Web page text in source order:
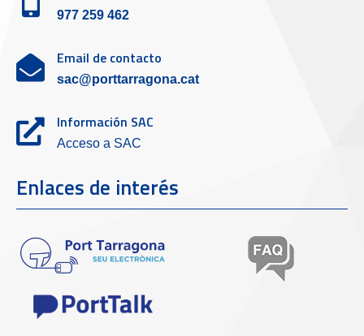
977 259 462
Email de contacto
sac@porttarragona.cat
Información SAC
Acceso a SAC
Enlaces de interés